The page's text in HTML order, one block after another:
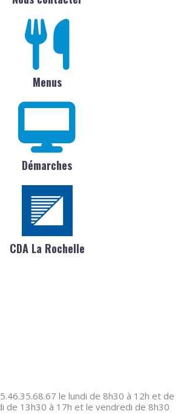
Menus
Démarches
CDA La Rochelle
le lundi de 8h30 à 12h et de
de 13h30 à 17h et le vendredi de 8h30